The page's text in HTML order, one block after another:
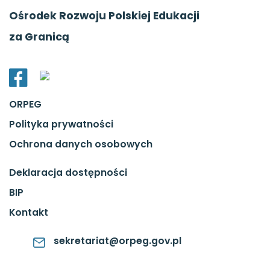
Ośrodek Rozwoju Polskiej Edukacji
za Granicą
ORPEG
Polityka prywatności
Ochrona danych osobowych
Deklaracja dostępności
BIP
Kontakt
sekretariat@orpeg.gov.pl